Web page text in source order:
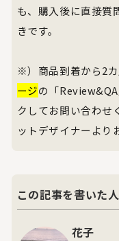
も、購入後に直接質
きです。
※）商品到着から2カ
ージの「
クしてお問い合わせ
ットデザイナーより
この記事を書いた人
花子